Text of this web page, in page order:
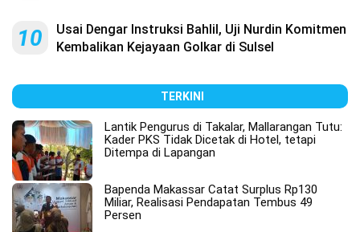
10
Usai Dengar Instruksi Bahlil, Uji Nurdin Komitmen
Kembalikan Kejayaan Golkar di Sulsel
TERKINI
Lantik Pengurus di Takalar, Mallarangan Tutu:
Kader PKS Tidak Dicetak di Hotel, tetapi
Ditempa di Lapangan
Bapenda Makassar Catat Surplus Rp130
Miliar, Realisasi Pendapatan Tembus 49
Persen